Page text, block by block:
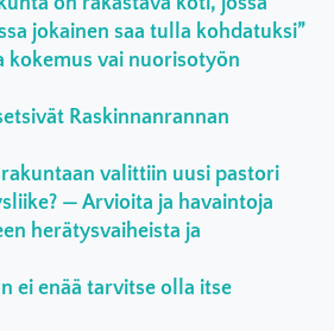
jokainen saa tulla kohdatuksi”
kokemus vai nuorisotyön
Raskinnanrannan
valittiin uusi pastori
— Arvioita ja havaintoja
herätysvaiheista ja
ei enää tarvitse olla itse